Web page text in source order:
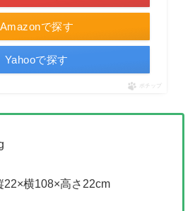
Amazonで探す
Yahooで探す
ポチップ
22×横108×高さ22cm